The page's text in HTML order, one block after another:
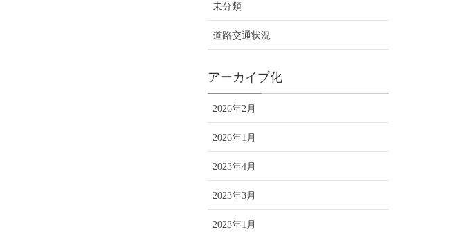
未分類
道路交通状況
アーカイブ化
2026年2月
2026年1月
2023年4月
2023年3月
2023年1月